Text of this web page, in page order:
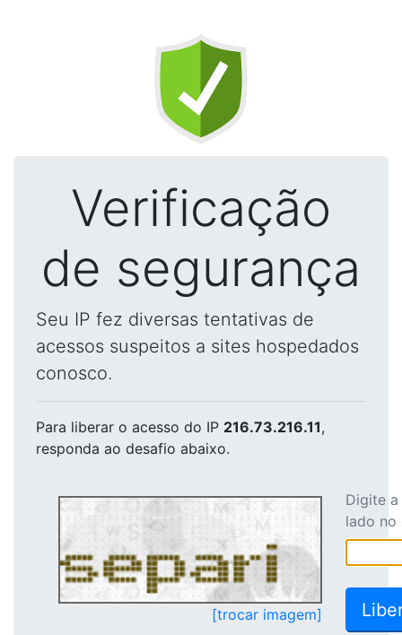
Verificação
de segurança
Seu IP fez diversas tentativas de
acessos suspeitos a sites hospedados
conosco.
Para liberar o acesso do IP 216.73.216.11,
responda ao desafio abaixo.
[trocar imagem]
Digite
lado no